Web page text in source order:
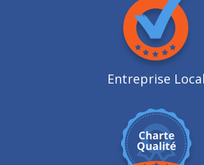
Entreprise Local